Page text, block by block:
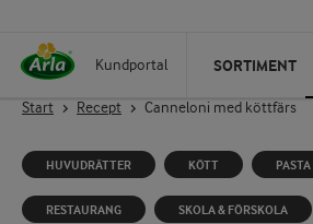
Kundportal SORTIMENT
Start Recept Canneloni med köttfärs
HUVUDRÄTTER KÖTT
RESTAURANG SKOLA & FÖRSKOLA